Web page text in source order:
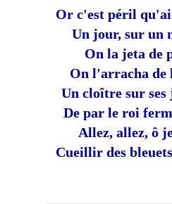
Or c'est péril
Un jour, sur un
On la jeta de
On l'arracha de
Un cloître sur
De par le roi
Allez, allez, ô
Cueillir des